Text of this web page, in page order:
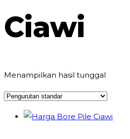
Ciawi
Menampilkan hasil tunggal